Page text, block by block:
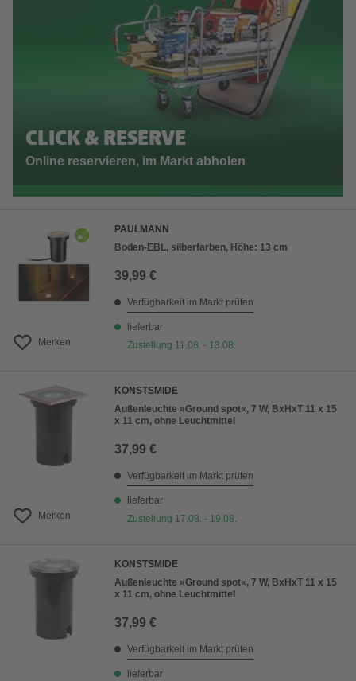
CLICK & RESERVE
Online reservieren, im Markt abholen
Merken
PAULMANN
Boden-EBL, silberfarben, Höhe: 13 cm
39,99 €
Verfügbarkeit im Markt prüfen
lieferbar
Zustellung 11.08. - 13.08.
Merken
KONSTSMIDE
Außenleuchte »Ground spot«, 7 W, BxHxT 11 x 15
x 11 cm, ohne Leuchtmittel
37,99 €
Verfügbarkeit im Markt prüfen
lieferbar
Zustellung 17.08. - 19.08.
KONSTSMIDE
Außenleuchte »Ground spot«, 7 W, BxHxT 11 x 15
x 11 cm, ohne Leuchtmittel
37,99 €
Verfügbarkeit im Markt prüfen
lieferbar